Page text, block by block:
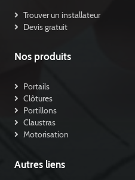
Trouver un installateur
Devis gratuit
Nos produits
Portails
Clôtures
Portillons
Claustras
Motorisation
Autres liens